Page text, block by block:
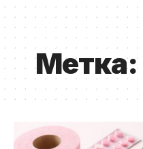
Метка: